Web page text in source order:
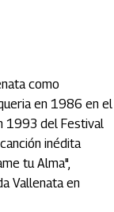
como
en 1986 en el
1993 del Festival
inédita
tu Alma",
Vallenata en